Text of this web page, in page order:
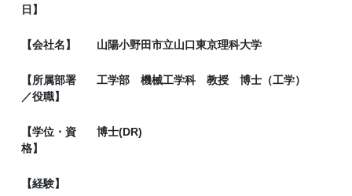
日】
【会社名】 山陽小野田市立山口東京理科大学
【所属部署
／役職】
工学部 機械工学科 教授 博士（工学）
【学位・資
格】
博士(DR)
【経験】